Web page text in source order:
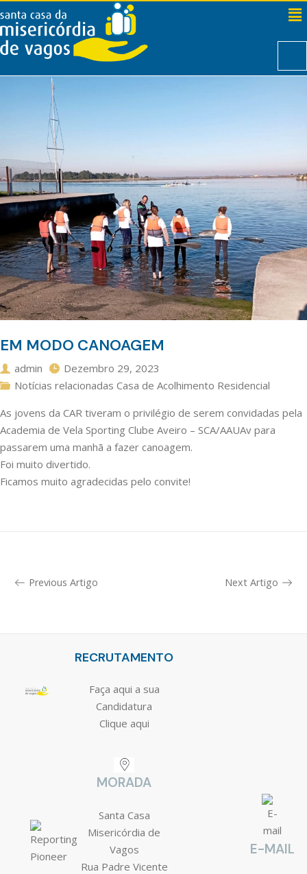
EM MODO CANOAGEM
admin
Dezembro 29, 2023
Notícias relacionadas Casa de Acolhimento Residencial
As jovens da CAR tiveram o privilégio de serem convidadas pela
Academia de Vela Sporting Clube Aveiro – SCA/AAUAv para
passarem uma manhã a fazer canoagem.
Foi muito divertido.
Ficamos muito agradecidas pelo convite!
Previous Artigo Next Artigo
RECRUTAMENTO
Faça aqui a sua
Candidatura
Clique aqui
MORADA
Santa Casa
Misericórdia de
Vagos
Rua Padre Vicente
E-MAIL